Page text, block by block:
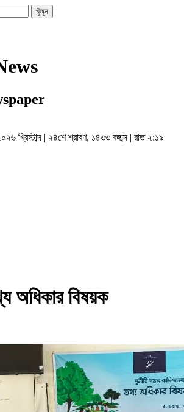
খ্রিস্টাব্দ | ২৪শে শ্রাবণ, ১৪৩৩ বঙ্গাব্দ | রাত ২:১৯
অধিকার বিষয়ক